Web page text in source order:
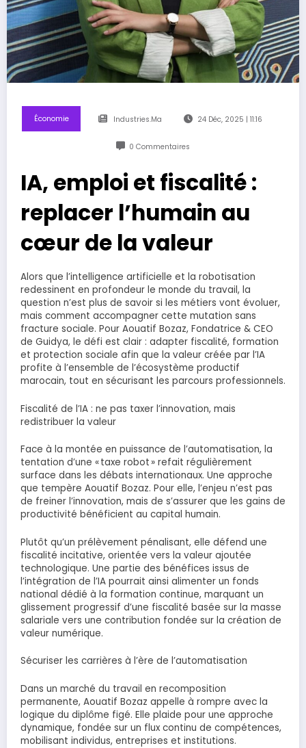
Économie Industries.ma 24 Déc, 2025 | 11:16
0 Commentaires
IA, emploi et fiscalité :
replacer l’humain au
cœur de la valeur
Alors que l’intelligence artificielle et la robotisation
redessinent en profondeur le monde du travail, la
question n’est plus de savoir si les métiers vont évoluer,
mais comment accompagner cette mutation sans
fracture sociale. Pour Aouatif Bozaz, Fondatrice & CEO
de Guidya, le défi est clair : adapter fiscalité, formation
et protection sociale afin que la valeur créée par l’IA
profite à l’ensemble de l’écosystème productif
marocain, tout en sécurisant les parcours professionnels.
Fiscalité de l’IA : ne pas taxer l’innovation, mais
redistribuer la valeur
Face à la montée en puissance de l’automatisation, la
tentation d’une « taxe robot » refait régulièrement
surface dans les débats internationaux. Une approche
que tempère Aouatif Bozaz. Pour elle, l’enjeu n’est pas
de freiner l’innovation, mais de s’assurer que les gains de
productivité bénéficient au capital humain.
Plutôt qu’un prélèvement pénalisant, elle défend une
fiscalité incitative, orientée vers la valeur ajoutée
technologique. Une partie des bénéfices issus de
l’intégration de l’IA pourrait ainsi alimenter un fonds
national dédié à la formation continue, marquant un
glissement progressif d’une fiscalité basée sur la masse
salariale vers une contribution fondée sur la création de
valeur numérique.
Sécuriser les carrières à l’ère de l’automatisation
Dans un marché du travail en recomposition
permanente, Aouatif Bozaz appelle à rompre avec la
logique du diplôme figé. Elle plaide pour une approche
dynamique, fondée sur un flux continu de compétences,
mobilisant individus, entreprises et institutions.